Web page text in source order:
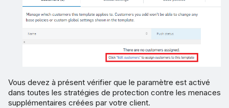
Vous devez à présent vérifier que le paramètre est activé
dans toutes les stratégies de protection contre les menaces
supplémentaires créées par votre client.